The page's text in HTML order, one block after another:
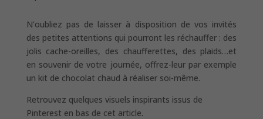
N’oubliez pas de laisser à disposition de vos invités
des petites attentions qui pourront les réchauffer : des
jolis cache-oreilles, des chaufferettes, des plaids…et
en souvenir de votre journée, offrez-leur par exemple
un kit de chocolat chaud à réaliser soi-même.
Retrouvez quelques visuels inspirants issus de
Pinterest en bas de cet article.